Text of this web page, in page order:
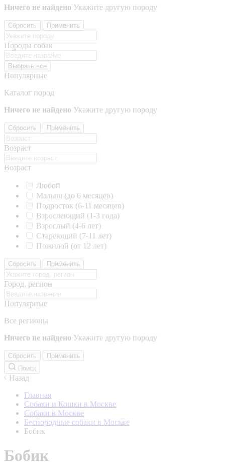
Ничего не найдено Укажите другую породу
Сбросить Применить
Породы собак
Выбрать все
Популярные
Каталог пород
Ничего не найдено Укажите другую породу
Сбросить Применить
Возраст
Возраст
Любой
Малыш (до 6 месяцев)
Подросток (6-11 месяцев)
Взрослеющий (1-3 года)
Взрослый (4-6 лет)
Стареющий (7-11 лет)
Пожилой (от 12 лет)
Сбросить Применить
Город, регион
Популярные
Все регионы
Ничего не найдено Укажите другую породу
Сбросить
Применить
Поиск
Назад
Главная
Собаки и Кошки в Москве
Собаки в Москве
Беспородные собаки в Москве
Бобик
Бобик